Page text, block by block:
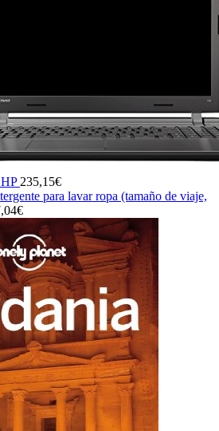
235,15€
para lavar ropa (tamaño de viaje,
€